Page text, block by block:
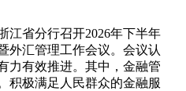
江省分行召开2026年下半年
外汇管理工作会议。会议认
力有效推进。其中，金融管
积极满足人民群众的金融服